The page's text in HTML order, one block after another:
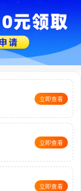
立即查看
立即查看
立即查看